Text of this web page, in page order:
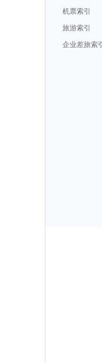
机票索引
旅游索引
企业差旅索引